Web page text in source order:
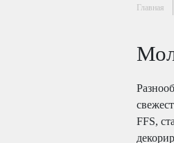
Главная
FFS,